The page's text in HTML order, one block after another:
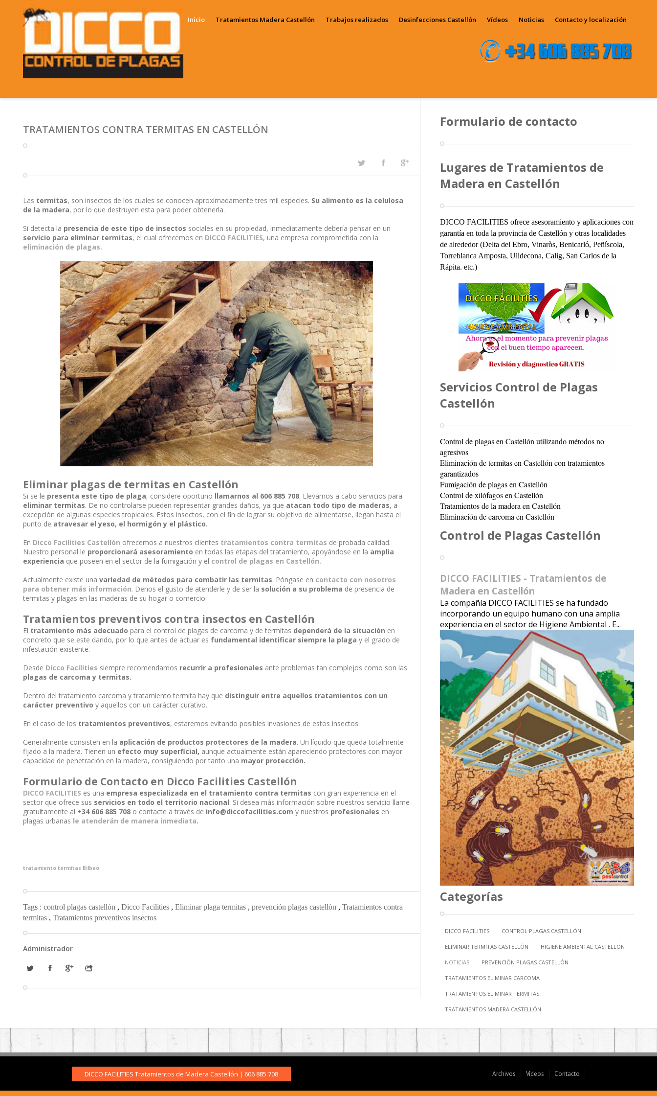
Inicio Tratamientos Madera Castellón Trabajos realizados Desinfecciones Castellón Vídeos Noticias Contacto y localización
TRATAMIENTOS CONTRA TERMITAS EN CASTELLÓN
Las termitas, son insectos de los cuales se conocen aproximadamente tres mil especies. Su alimento es la celulosa
de la madera, por lo que destruyen esta para poder obtenerla.
Si detecta la presencia de este tipo de insectos sociales en su propiedad, inmediatamente debería pensar en un
servicio para eliminar termitas, el cual ofrecemos en DICCO FACILITIES, una empresa comprometida con la
eliminación de plagas.
Eliminar plagas de termitas en Castellón
Si se le presenta este tipo de plaga, considere oportuno llamarnos al 606 885 708. Llevamos a cabo servicios para
eliminar termitas. De no controlarse pueden representar grandes daños, ya que atacan todo tipo de maderas, a
excepción de algunas especies tropicales. Estos insectos, con el fin de lograr su objetivo de alimentarse, llegan hasta el
punto de atravesar el yeso, el hormigón y el plástico.
En Dicco Facilities Castellón ofrecemos a nuestros clientes tratamientos contra termitas de probada calidad.
Nuestro personal le proporcionará asesoramiento en todas las etapas del tratamiento, apoyándose en la amplia
experiencia que poseen en el sector de la fumigación y el control de plagas en Castellón.
Actualmente existe una variedad de métodos para combatir las termitas. Póngase en contacto con nosotros
para obtener más información. Denos el gusto de atenderle y de ser la solución a su problema de presencia de
termitas y plagas en las maderas de su hogar o comercio.
Tratamientos preventivos contra insectos en Castellón
El tratamiento más adecuado para el control de plagas de carcoma y de termitas dependerá de la situación en
concreto que se este dando, por lo que antes de actuar es fundamental identificar siempre la plaga y el grado de
infestación existente.
Desde Dicco Facilities siempre recomendamos recurrir a profesionales ante problemas tan complejos como son las
plagas de carcoma y termitas.
Dentro del tratamiento carcoma y tratamiento termita hay que distinguir entre aquellos tratamientos con un
carácter preventivo y aquellos con un carácter curativo.
En el caso de los tratamientos preventivos, estaremos evitando posibles invasiones de estos insectos.
Generalmente consisten en la aplicación de productos protectores de la madera. Un líquido que queda totalmente
fijado a la madera. Tienen un efecto muy superficial, aunque actualmente están apareciendo protectores con mayor
capacidad de penetración en la madera, consiguiendo por tanto una mayor protección.
Formulario de Contacto en Dicco Facilities Castellón
DICCO FACILITIES es una empresa especializada en el tratamiento contra termitas con gran experiencia en el
sector que ofrece sus servicios en todo el territorio nacional. Si desea más información sobre nuestros servicio llame
gratuitamente al +34 606 885 708 o contacte a través de info@diccofacilities.com y nuestros profesionales en
plagas urbanas le atenderán de manera inmediata.
tratamiento termitas Bilbao
Tags : control plagas castellón , Dicco Facilities , Eliminar plaga termitas , prevención plagas castellón , Tratamientos contra
termitas , Tratamientos preventivos insectos
Administrador
Formulario de contacto
Lugares de Tratamientos de
Madera en Castellón
DICCO FACILITIES ofrece asesoramiento y aplicaciones con
garantía en toda la provincia de Castellón y otras localidades
de alrededor (Delta del Ebro, Vinaròs, Benicarló, Peñíscola,
Torreblanca Amposta, Ulldecona, Calig, San Carlos de la
Rápita. etc.)
Servicios Control de Plagas
Castellón
Control de plagas en Castellón utilizando métodos no
agresivos
Eliminación de termitas en Castellón con tratamientos
garantizados
Fumigación de plagas en Castellón
Control de xilófagos en Castellón
Tratamientos de la madera en Castellón
Eliminación de carcoma en Castellón
Control de Plagas Castellón
DICCO FACILITIES - Tratamientos de
Madera en Castellón
La compañía DICCO FACILITIES se ha fundado
incorporando un equipo humano con una amplia
experiencia en el sector de Higiene Ambiental . E...
Categorías
DICCO FACILITIES CONTROL PLAGAS CASTELLÓN
ELIMINAR TERMITAS CASTELLÓN HIGIENE AMBIENTAL CASTELLÓN
NOTICIAS PREVENCIÓN PLAGAS CASTELLÓN
TRATAMIENTOS ELIMINAR CARCOMA
TRATAMIENTOS ELIMINAR TERMITAS
TRATAMIENTOS MADERA CASTELLÓN
DICCO FACILITIES Tratamientos de Madera Castellón | 606 885 708 Archivos Vídeos Contacto